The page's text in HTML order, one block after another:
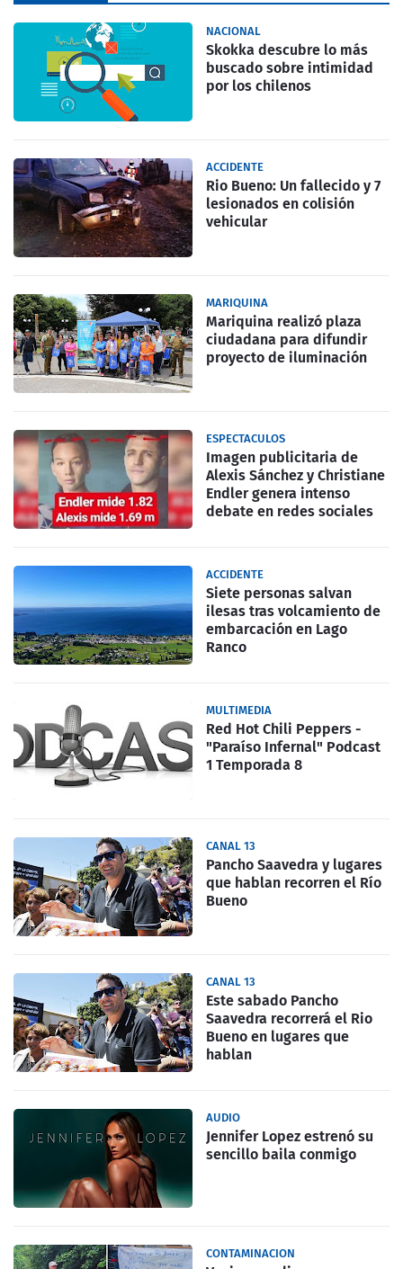
NACIONAL
Skokka descubre lo más
buscado sobre intimidad
por los chilenos
ACCIDENTE
Rio Bueno: Un fallecido y 7
lesionados en colisión
vehicular
MARIQUINA
Mariquina realizó plaza
ciudadana para difundir
proyecto de iluminación
ESPECTACULOS
Imagen publicitaria de
Alexis Sánchez y Christiane
Endler genera intenso
debate en redes sociales
ACCIDENTE
Siete personas salvan
ilesas tras volcamiento de
embarcación en Lago
Ranco
MULTIMEDIA
Red Hot Chili Peppers -
"Paraíso Infernal" Podcast
1 Temporada 8
CANAL 13
Pancho Saavedra y lugares
que hablan recorren el Río
Bueno
CANAL 13
Este sabado Pancho
Saavedra recorrerá el Rio
Bueno en lugares que
hablan
AUDIO
Jennifer Lopez estrenó su
sencillo baila conmigo
CONTAMINACION